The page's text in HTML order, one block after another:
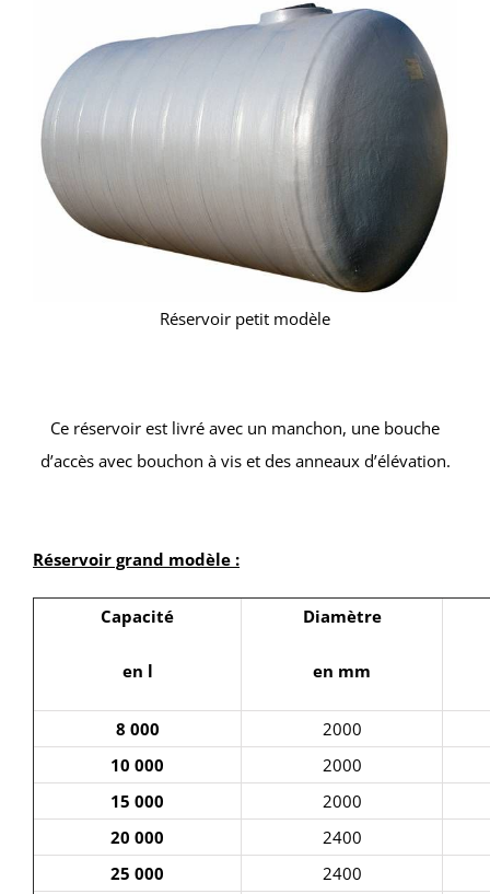
Réservoir petit modèle
Ce réservoir est livré avec un manchon, une bouche
d’accès avec bouchon à vis et des anneaux d’élévation.
Réservoir grand modèle :
Capacité
en l
Diamètre
en mm
8 000
2000
10 000
2000
15 000
2000
20 000
2400
25 000
2400